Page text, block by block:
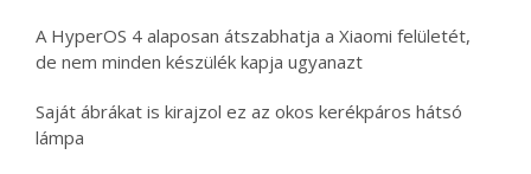
A HyperOS 4 alaposan átszabhatja a Xiaomi felületét,
de nem minden készülék kapja ugyanazt
Saját ábrákat is kirajzol ez az okos kerékpáros hátsó
lámpa